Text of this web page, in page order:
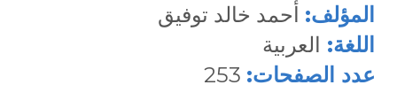
المؤلف: أحمد خالد توفيق
اللغة: العربية
عدد الصفحات: